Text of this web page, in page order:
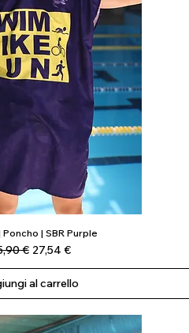
Vista rapida
Poncho | SBR Purple
regolare
€ Prezzo scontato
27,54 €
al carrello